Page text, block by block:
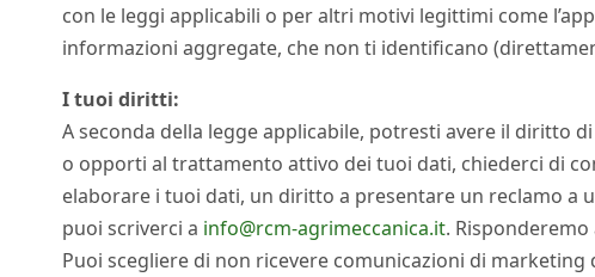
con le leggi applicabili o per altri motivi legittimi come
informazioni aggregate, che non ti identificano
I tuoi diritti:
A seconda della legge applicabile, potresti avere il diritto
o opporti al trattamento attivo dei tuoi dati, chiederci di
elaborare i tuoi dati, un diritto a presentare un reclamo a
puoi scriverci a info@rcm-agrimeccanica.it.
Puoi scegliere di non ricevere comunicazioni di